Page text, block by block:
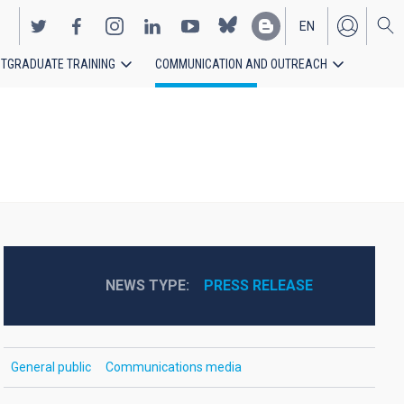
EN
ES
TRAINING COMMUNICATION AND OUTREACH
NEWS TYPE PRESS RELEASE
General public Communications media